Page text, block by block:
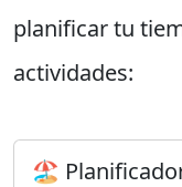
planificar tu
actividades:
🏖️